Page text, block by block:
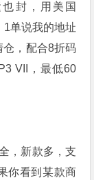
封，用美国
单说我的地址
仓，配合8折码
VII，最低60
，新款多，支
你看到某款商